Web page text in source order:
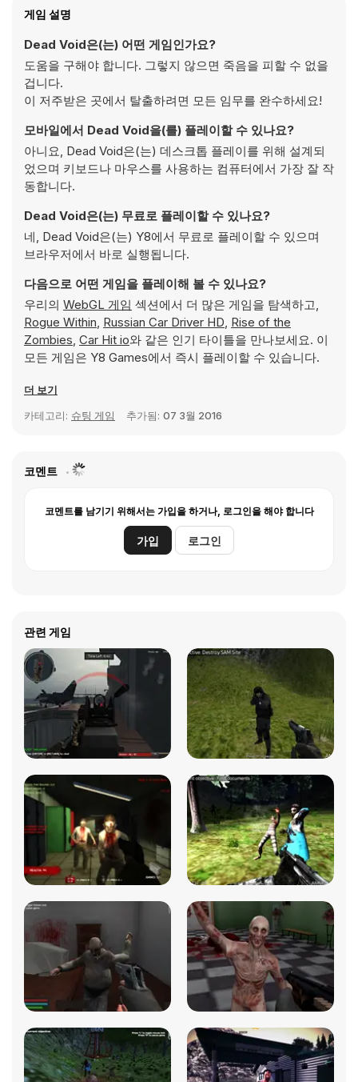
게임 설명
Dead Void은(는) 어떤 게임인가요?
도움을 구해야 합니다. 그렇지 않으면 죽음을 피할 수 없을
겁니다.
이 저주받은 곳에서 탈출하려면 모든 임무를 완수하세요!
모바일에서 Dead Void을(를) 플레이할 수 있나요?
아니요, Dead Void은(는) 데스크톱 플레이를 위해 설계되
었으며 키보드나 마우스를 사용하는 컴퓨터에서 가장 잘 작
동합니다.
Dead Void은(는) 무료로 플레이할 수 있나요?
네, Dead Void은(는) Y8에서 무료로 플레이할 수 있으며
브라우저에서 바로 실행됩니다.
다음으로 어떤 게임을 플레이해 볼 수 있나요?
우리의 WebGL 게임 섹션에서 더 많은 게임을 탐색하고,
Rogue Within, Russian Car Driver HD, Rise of the
Zombies, Car Hit io와 같은 인기 타이틀을 만나보세요. 이
모든 게임은 Y8 Games에서 즉시 플레이할 수 있습니다.
더 보기
카테고리: 슈팅 게임 추가됨: 07 3월 2016
코멘트
코멘트를 남기기 위해서는 가입을 하거나, 로그인을 해야 합니다
가입 로그인
관련 게임